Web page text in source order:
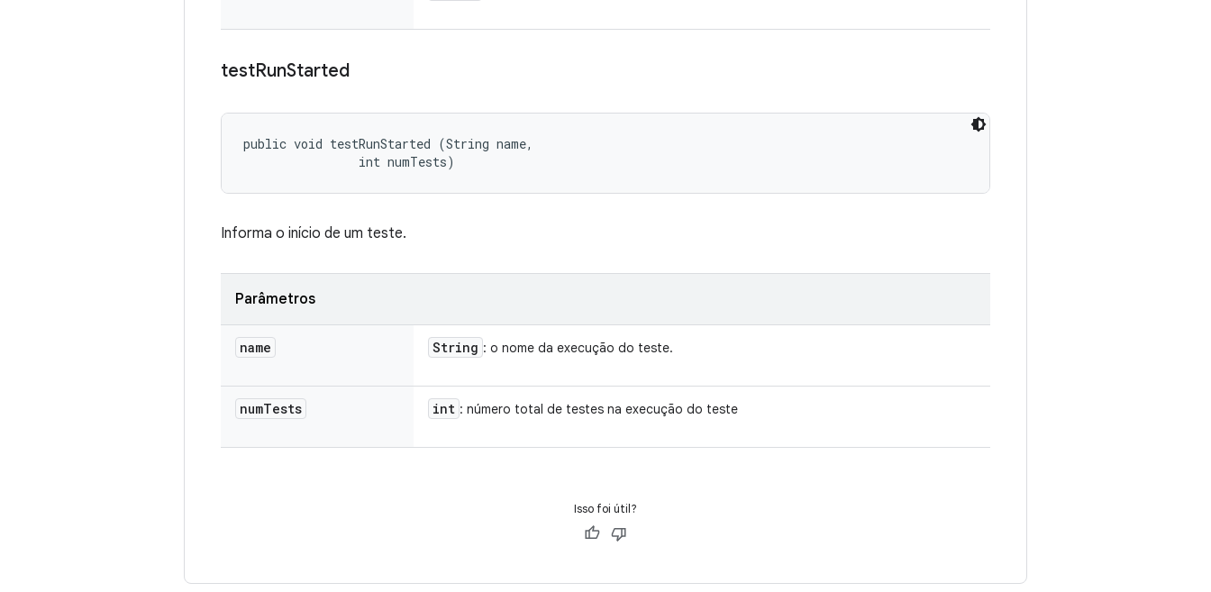
testRunStarted
public void testRunStarted (String name,
                int numTests)
Informa o início de um teste.
Parâmetros
name String : o nome da execução do teste.
numTests int : número total de testes na execução do teste
Isso foi útil?